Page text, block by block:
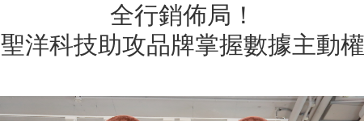
全行銷佈局！
聖洋科技助攻品牌掌握數據主動權